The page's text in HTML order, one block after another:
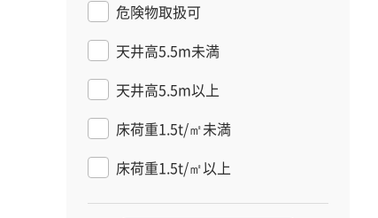
危険物取扱可
天井高5.5m未満
天井高5.5m以上
床荷重1.5t/㎡未満
床荷重1.5t/㎡以上